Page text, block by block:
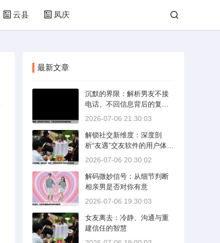
云县 凤庆
最新文章
沉默的界限：解析男友不接
电话、不回信息背后的复杂
情感动态
2026-07-06 21:30:03
解锁社交新维度：深度剖
析“友遇”交友软件的用户体验
与社交价值
2026-07-06 20:30:02
解码微妙信号：从细节判断
相亲男是否对你有意
2026-07-06 19:30:03
女友离去：冷静、沟通与重
建信任的智慧